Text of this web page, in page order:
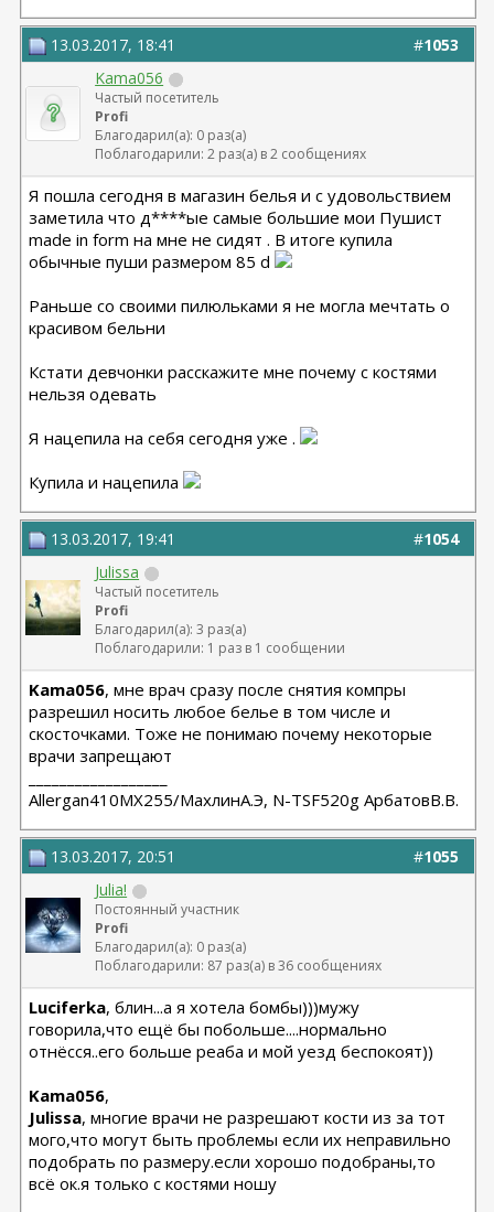
#1053
13.03.2017, 18:41
Kama056
Частый посетитель
Profi
Благодарил(а): 0 раз(а)
Поблагодарили: 2 раз(а) в 2 сообщениях
Я пошла сегодня в магазин белья и с удовольствием
заметила что д****ые самые большие мои Пушист
made in form на мне не сидят . В итоге купила
обычные пуши размером 85 d
Раньше со своими пилюльками я не могла мечтать о
красивом бельни
Кстати девчонки расскажите мне почему с костями
нельзя одевать
Я нацепила на себя сегодня уже .
Купила и нацепила
#1054
13.03.2017, 19:41
Julissa
Частый посетитель
Profi
Благодарил(а): 3 раз(а)
Поблагодарили: 1 раз в 1 сообщении
Kama056, мне врач сразу после снятия компры
разрешил носить любое белье в том числе и
скосточками. Тоже не понимаю почему некоторые
врачи запрещают
Allergan410MX255/МахлинА.Э, N-TSF520g АрбатовВ.В.
#1055
13.03.2017, 20:51
Julia!
Постоянный участник
Profi
Благодарил(а): 0 раз(а)
Поблагодарили: 87 раз(а) в 36 сообщениях
Luciferka, блин...а я хотела бомбы)))мужу
говорила,что ещё бы побольше....нормально
отнёсся..его больше реаба и мой уезд беспокоят))
Kama056,
Julissa, многие врачи не разрешают кости из за тот
мого,что могут быть проблемы если их неправильно
подобрать по размеру.если хорошо подобраны,то
всё ок.я только с костями ношу